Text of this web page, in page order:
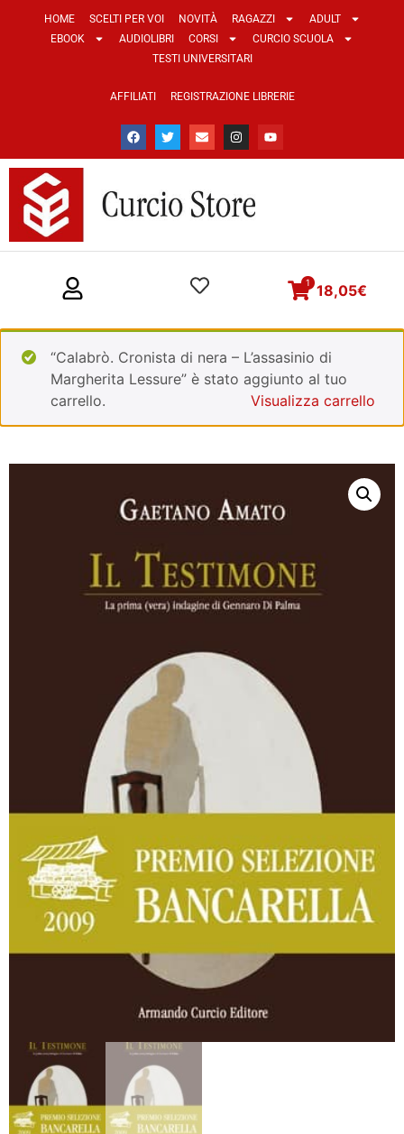
HOME SCELTI PER VOI NOVITÀ RAGAZZI
ADULT
EBOOK
AUDIOLIBRI CORSI
CURCIO SCUOLA
TESTI UNIVERSITARI
AFFILIATI REGISTRAZIONE LIBRERIE
18,05€
1
“Calabrò. Cronista di nera – L’assasinio di
Margherita Lessure” è stato aggiunto al tuo
carrello.
Visualizza carrello